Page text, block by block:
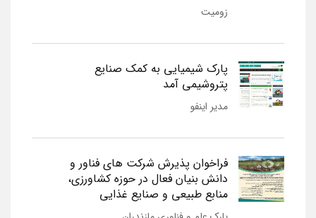
زومیت
پارک شیمیایی به کمک صنایع
پتروشیمی آمد
مدیر اینفو
فراخوان پذیرش شرکت های فناور و
دانش بنیان فعال در حوزه کشاورزی،
منابع طبیعی و صنایع غذایی